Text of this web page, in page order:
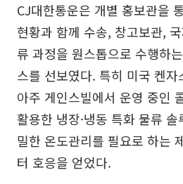
CJ대한통운은 개별 홍보관을
현황과 함께 수송, 창고보관,
류 과정을 원스톱으로 수행하
스를 선보였다. 특히 미국 켄자
아주 게인스빌에서 운영 중인
활용한 냉장·냉동 특화 물류
밀한 온도관리를 필요로 하는
터 호응을 얻었다.